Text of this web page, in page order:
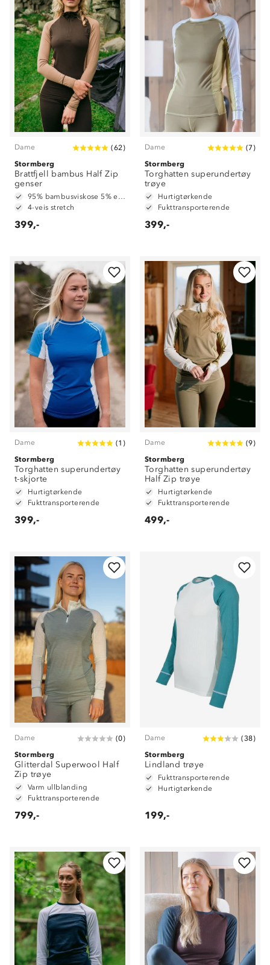
Dame (62)
Stormberg
Brattfjell bambus Half Zip
genser
95% bambusviskose 5% elastan
4-veis stretch
399,-
Dame (7)
Stormberg
Torghatten superundertøy
trøye
Hurtigtørkende
Fukttransporterende
399,-
Dame (1 )
Stormberg
Torghatten superundertøy
t-skjorte
Hurtigtørkende
Fukttransporterende
399,-
Dame (9)
Stormberg
Torghatten superundertøy
Half Zip trøye
Hurtigtørkende
Fukttransporterende
499,-
Dame (0)
Stormberg
Glitterdal Superwool Half
Zip trøye
Varm ullblanding
Fukttransporterende
799,-
Dame (38)
Stormberg
Lindland trøye
Fukttransporterende
Hurtigtørkende
199,-